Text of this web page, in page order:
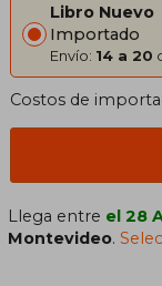
Libro Nuevo
Importado
Envío: 14 a 20
Costos de
Llega entre el 28
Montevideo.